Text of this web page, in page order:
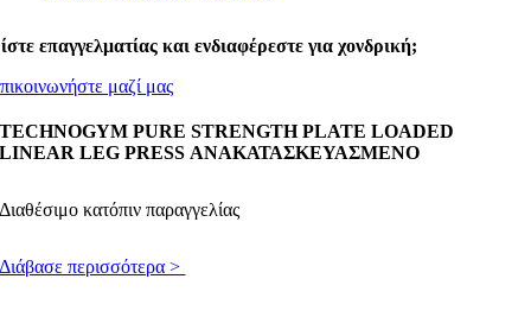
επαγγελματίας και ενδιαφέρεστε για χονδρική;
μαζί μας
TECHNOGYM PURE STRENGTH PLATE LOADED
LINEAR LEG PRESS ΑΝΑΚΑΤΑΣΚΕΥΑΣΜΕΝΟ
Διαθέσιμο κατόπιν παραγγελίας
Διάβασε περισσότερα >